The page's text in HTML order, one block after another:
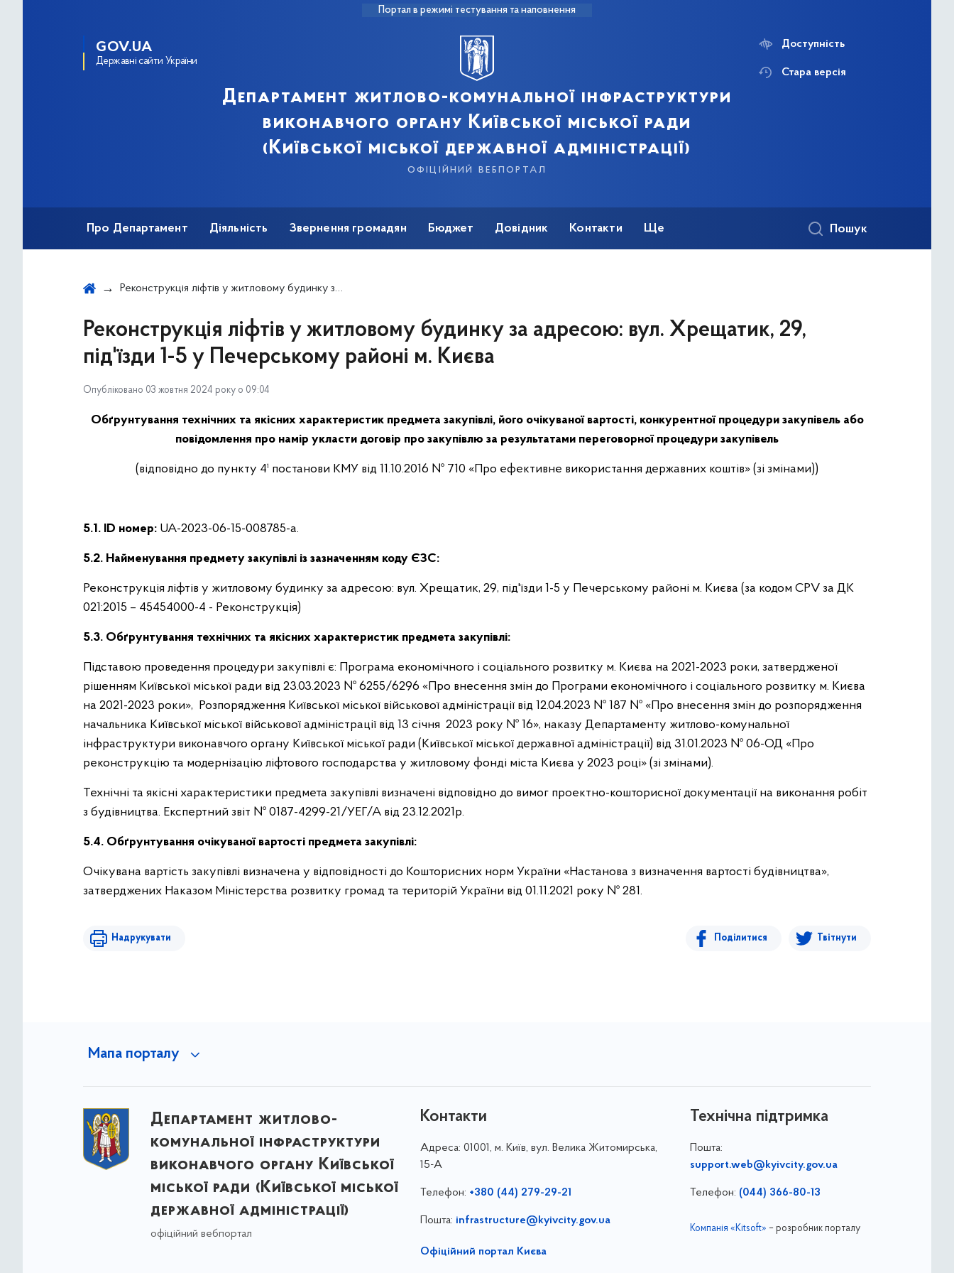
Портал в режимі тестування та наповнення
GOV.UA
Державні сайти України
Департамент житлово-комунальної інфраструктури
виконавчого органу Київської міської ради
(Київської міської державної адміністрації)
офіційний вебпортал
Доступність
Стара версія
Про Департамент Діяльність Звернення громадян Бюджет Довідник Контакти Ще Пошук
Реконструкція ліфтів у житловому будинку за адресою: вул. Хрещатик, 29, під'їзди 1-5 у Печерському районі м. Києва
Реконструкція ліфтів у житловому будинку за адресою: вул. Хрещатик, 29,
під'їзди 1-5 у Печерському районі м. Києва
Опубліковано 03 жовтня 2024 року о 09:04
Обґрунтування технічних та якісних характеристик предмета закупівлі, його очікуваної вартості, конкурентної процедури закупівель або
повідомлення про намір укласти договір про закупівлю за результатами переговорної процедури закупівель
(відповідно до пункту 4¹ постанови КМУ від 11.10.2016 № 710 «Про ефективне використання державних коштів» (зі змінами))
5.1. ID номер: UA-2023-06-15-008785-a.
5.2. Найменування предмету закупівлі із зазначенням коду ЄЗС:
Реконструкція ліфтів у житловому будинку за адресою: вул. Хрещатик, 29, під'їзди 1-5 у Печерському районі м. Києва (за кодом CPV за ДК
021:2015 – 45454000-4 - Реконструкція)
5.3. Обґрунтування технічних та якісних характеристик предмета закупівлі:
Підставою проведення процедури закупівлі є: Програма економічного і соціального розвитку м. Києва на 2021-2023 роки, затвердженої
рішенням Київської міської ради від 23.03.2023 № 6255/6296 «Про внесення змін до Програми економічного і соціального розвитку м. Києва
на 2021-2023 роки», Розпорядження Київської міської військової адміністрації від 12.04.2023 № 187 № «Про внесення змін до розпорядження
начальника Київської міської військової адміністрації від 13 січня 2023 року № 16», наказу Департаменту житлово-комунальної
інфраструктури виконавчого органу Київської міської ради (Київської міської державної адміністрації) від 31.01.2023 № 06-ОД «Про
реконструкцію та модернізацію ліфтового господарства у житловому фонді міста Києва у 2023 році» (зі змінами).
Технічні та якісні характеристики предмета закупівлі визначені відповідно до вимог проектно-кошторисної документації на виконання робіт
з будівництва. Експертний звіт № 0187-4299-21/УЕГ/А від 23.12.2021р.
5.4. Обґрунтування очікуваної вартості предмета закупівлі:
Очікувана вартість закупівлі визначена у відповідності до Кошторисних норм України «Настанова з визначення вартості будівництва»,
затверджених Наказом Міністерства розвитку громад та територій України від 01.11.2021 року № 281.
Надрукувати Поділитися Твітнути
Мапа порталу
Департамент житлово-
комунальної інфраструктури
виконавчого органу Київської
міської ради (Київської міської
державної адміністрації)
офіційний вебпортал
Контакти
Адреса: 01001, м. Київ, вул. Велика Житомирська,
15-А
Телефон: +380 (44) 279-29-21
Пошта: infrastructure@kyivcity.gov.ua
Офіційний портал Києва
Технічна підтримка
Пошта:
support.web@kyivcity.gov.ua
Телефон: (044) 366-80-13
Компанія «Kitsoft» – розробник порталу